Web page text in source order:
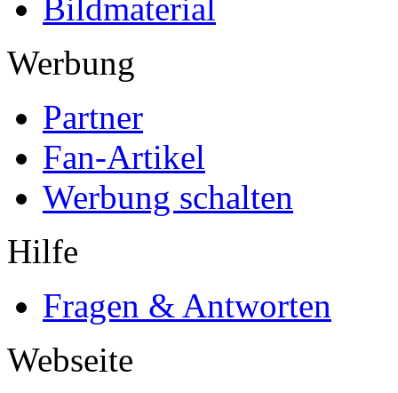
Bildmaterial
Werbung
Partner
Fan-Artikel
Werbung schalten
Hilfe
Fragen & Antworten
Webseite